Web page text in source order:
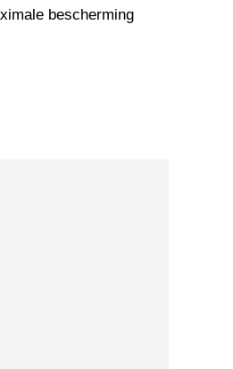
bescherming